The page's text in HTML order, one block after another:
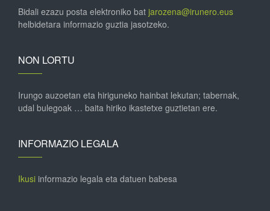
Bidali ezazu posta elektroniko bat jarozena@irunero.eus
helbidetara informazio guztia jasotzeko.
NON LORTU
Irungo auzoetan eta hiriguneko hainbat lekutan; tabernak,
udal bulegoak … baita hiriko ikastetxe guztietan ere.
INFORMAZIO LEGALA
Ikusi informazio legala eta datuen babesa